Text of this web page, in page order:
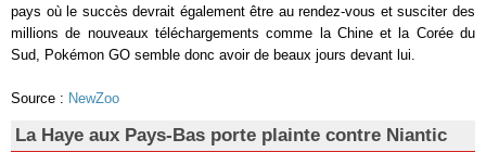
pays où le succès devrait également être au rendez-vous et susciter des
millions de nouveaux téléchargements comme la Chine et la Corée du
Sud, Pokémon GO semble donc avoir de beaux jours devant lui.
Source : NewZoo
La Haye aux Pays-Bas porte plainte contre Niantic